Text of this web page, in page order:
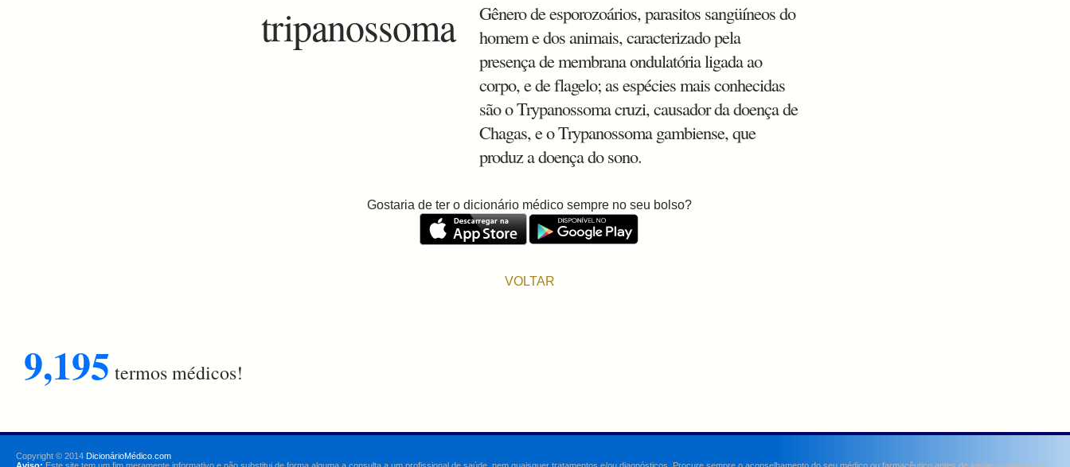
tripanossoma
Gênero de esporozoários, parasitos sangüíneos do
homem e dos animais, caracterizado pela
presença de membrana ondulatória ligada ao
corpo, e de flagelo; as espécies mais conhecidas
são o Trypanossoma cruzi, causador da doença de
Chagas, e o Trypanossoma gambiense, que
produz a doença do sono.
Gostaria de ter o dicionário médico sempre no seu bolso?
VOLTAR
9,195 termos médicos!
Copyright © 2014 DicionárioMédico.com